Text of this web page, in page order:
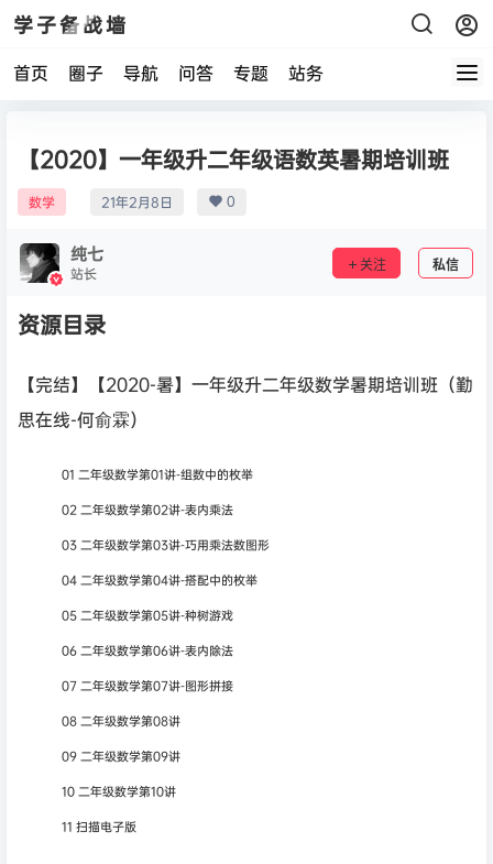
学子备战墙
首页 圈子 导航 问答 专题 站务
【2020】一年级升二年级语数英暑期培训班
数学 21年2月8日 0
纯七
站长 关注 私信
资源目录
【完结】【2020-暑】一年级升二年级数学暑期培训班（勤
思在线-何俞霖）
01 二年级数学第01讲-组数中的枚举
02 二年级数学第02讲-表内乘法
03 二年级数学第03讲-巧用乘法数图形
04 二年级数学第04讲-搭配中的枚举
05 二年级数学第05讲-种树游戏
06 二年级数学第06讲-表内除法
07 二年级数学第07讲-图形拼接
08 二年级数学第08讲
09 二年级数学第09讲
10 二年级数学第10讲
11 扫描电子版